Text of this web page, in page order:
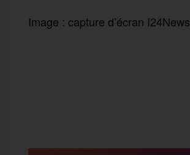
Image : capture d’écran I24News